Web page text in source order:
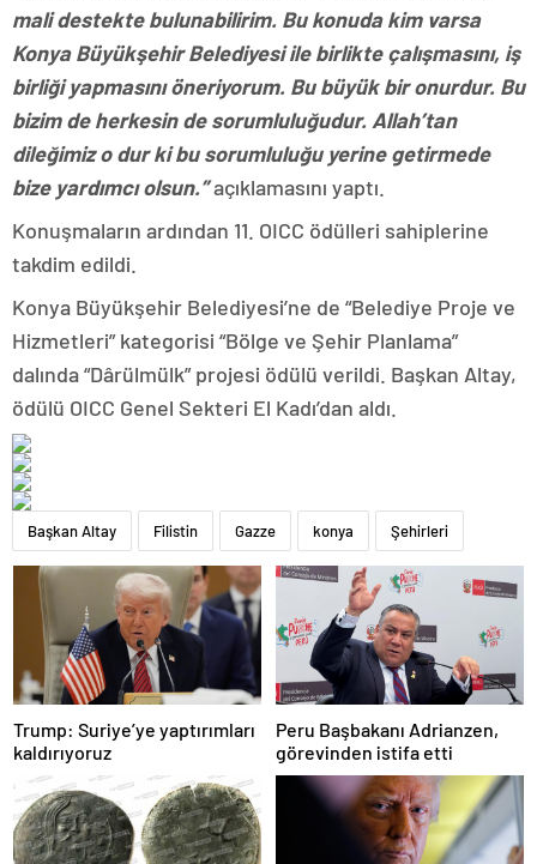
mali destekte bulunabilirim. Bu konuda kim varsa
Konya Büyükşehir Belediyesi ile birlikte çalışmasını, iş
birliği yapmasını öneriyorum. Bu büyük bir onurdur. Bu
bizim de herkesin de sorumluluğudur. Allah’tan
dileğimiz o dur ki bu sorumluluğu yerine getirmede
bize yardımcı olsun.”açıklamasını yaptı.
Konuşmaların ardından 11. OICC ödülleri sahiplerine
takdim edildi.
Konya Büyükşehir Belediyesi’ne de “Belediye Proje ve
Hizmetleri” kategorisi “Bölge ve Şehir Planlama”
dalında “Dârülmülk” projesi ödülü verildi. Başkan Altay,
ödülü OICC Genel Sekteri El Kadı’dan aldı.
Başkan Altay Filistin Gazze konya Şehirleri
Trump: Suriye’ye yaptırımları
kaldırıyoruz
Peru Başbakanı Adrianzen,
görevinden istifa etti